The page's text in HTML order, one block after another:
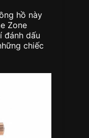
hồ này
Zone
đánh dấu
chiếc